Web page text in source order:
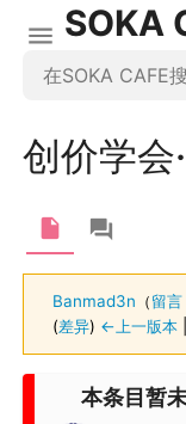
SOKA
创价学会
Banmad3n （留言
(差异) ←上一版本
本条目暂